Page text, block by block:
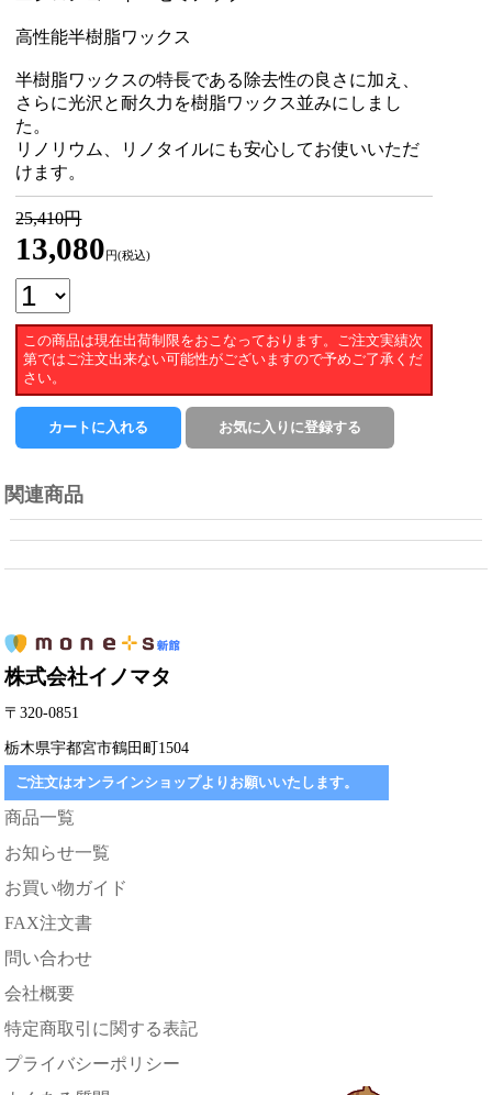
高性能半樹脂ワックス
半樹脂ワックスの特長である除去性の良さに加え、
さらに光沢と耐久力を樹脂ワックス並みにしまし
た。
リノリウム、リノタイルにも安心してお使いいただ
けます。
25,410円
13,080 円(税込)
この商品は現在出荷制限をおこなっております。ご注文実績次
第ではご注文出来ない可能性がございますので予めご了承くだ
さい。
関連商品
株式会社イノマタ
〒320-0851
栃木県宇都宮市鶴田町1504
ご注文はオンラインショップよりお願いいたします。
商品一覧
お知らせ一覧
お買い物ガイド
FAX注文書
問い合わせ
会社概要
特定商取引に関する表記
プライバシーポリシー